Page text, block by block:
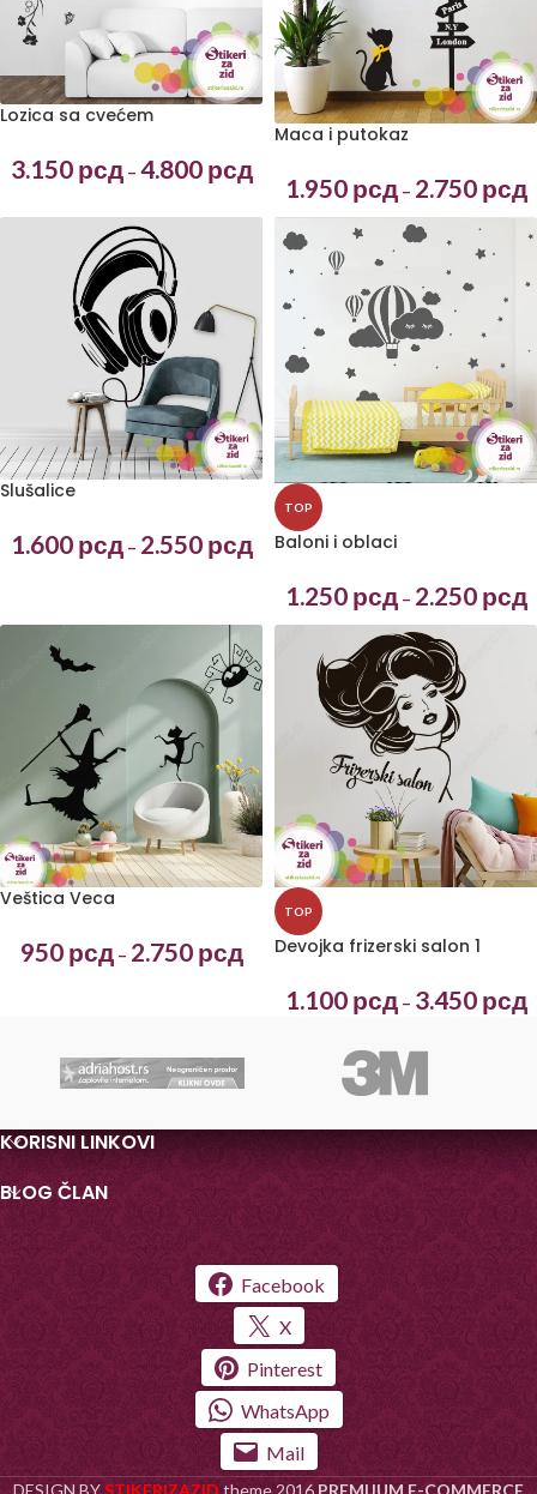
Lozica sa cvećem
3.150 рсд – 4.800 рсд
Maca i putokaz
1.950 рсд – 2.750 рсд
Slušalice
1.600 рсд – 2.550 рсд
TOP
Baloni i oblaci
1.250 рсд – 2.250 рсд
Veštica Veca
950 рсд – 2.750 рсд
TOP
Devojka frizerski salon 1
1.100 рсд – 3.450 рсд
KORISNI LINKOVI
BLOG ČLAN
Facebook
X
Pinterest
WhatsApp
Mail